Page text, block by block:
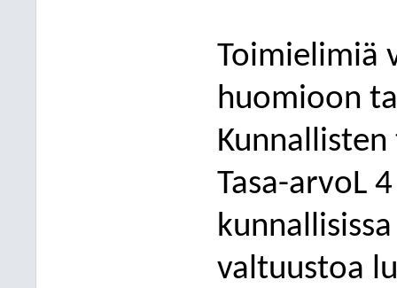
Toimielimiä
huomioon
Tasa-arvoL
valtuustoa